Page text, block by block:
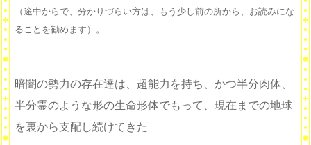
（途中からで、分かりづらい方は、もう少し前の所から、お読みにな
ることを勧めます）。
暗闇の勢力の存在達は、超能力を持ち、かつ半分肉体、
半分霊のような形の生命形体でもって、現在までの地球
を裏から支配し続けてきた